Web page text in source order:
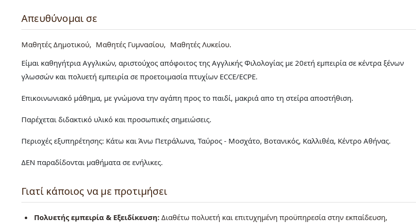
Απευθύνομαι σε
Μαθητές Δημοτικού Μαθητές Γυμνασίου
Μαθητές Λυκείου
Είμαι καθηγήτρια Αγγλικών, αριστούχος απόφοιτος της Αγγλικής Φιλολογίας με 20ετή εμπειρία σε κέντρα ξένων
γλωσσών και πολυετή εμπειρία σε προετοιμασία πτυχίων ECCE/ECPE.
Επικοινωνιακό μάθημα, με γνώμονα την αγάπη προς το παιδί, μακριά απο τη στείρα αποστήθιση.
Παρέχεται διδακτικό υλικό και προσωπικές σημειώσεις.
Περιοχές εξυπηρέτησης: Κάτω και Άνω Πετράλωνα, Ταύρος - Μοσχάτο, Βοτανικός, Καλλιθέα, Κέντρο Αθήνας.
ΔΕΝ παραδίδονται μαθήματα σε ενήλικες.
Γιατί κάποιος να με προτιμήσει
Πολυετής εμπειρία & Εξειδίκευση:Διαθέτω πολυετή και επιτυχημένη προϋπηρεσία στην εκπαίδευση,